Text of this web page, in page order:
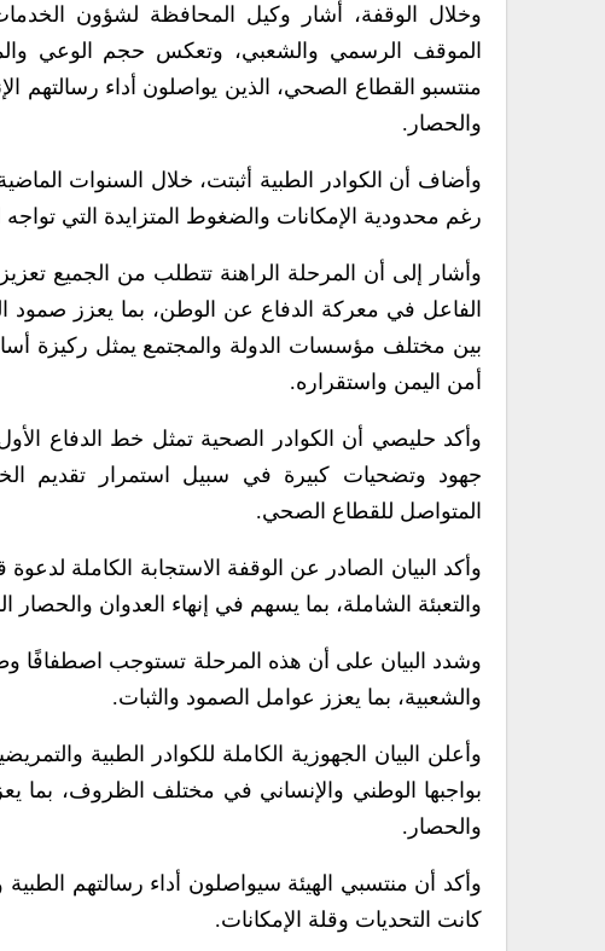
وخلال الوقفة، أشار وكيل المحافظة لشؤون
الموقف الرسمي والشعبي، وتعكس حجم الوعي
منتسبو القطاع الصحي، الذين يواصلون أداء رسالتهم
والحصار.
وأضاف أن الكوادر الطبية أثبتت، خلال السنوات
رغم محدودية الإمكانات والضغوط المتزايدة التي
وأشار إلى أن المرحلة الراهنة تتطلب من الجميع
الفاعل في معركة الدفاع عن الوطن، بما يعزز صمود
بين مختلف مؤسسات الدولة والمجتمع يمثل ركيزة
أمن اليمن واستقراره.
وأكد حليصي أن الكوادر الصحية تمثل خط الدفاع
جهود وتضحيات كبيرة في سبيل استمرار تقديم
المتواصل للقطاع الصحي.
وأكد البيان الصادر عن الوقفة الاستجابة الكاملة لدعوة
والتعبئة الشاملة، بما يسهم في إنهاء العدوان
وشدد البيان على أن هذه المرحلة تستوجب اصطفافًا
والشعبية، بما يعزز عوامل الصمود والثبات.
وأعلن البيان الجهوزية الكاملة للكوادر الطبية
بواجبها الوطني والإنساني في مختلف الظروف، بما
والحصار.
وأكد أن منتسبي الهيئة سيواصلون أداء رسالتهم
كانت التحديات وقلة الإمكانات.